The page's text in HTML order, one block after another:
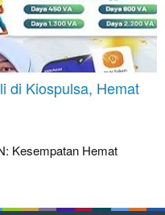
di Kiospulsa, Hemat
Kesempatan Hemat